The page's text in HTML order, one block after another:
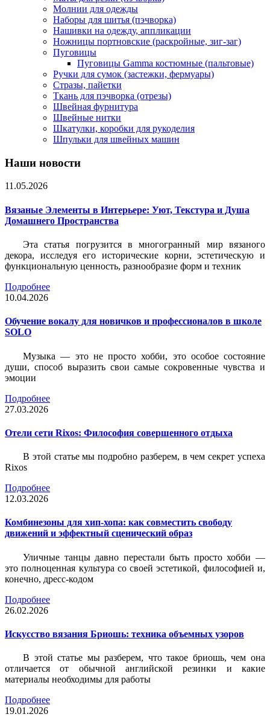
Молнии для одежды
Наборы для шитья (пэчворка)
Нашивки на одежду, аппликации
Ножницы портновские (раскройные, зиг-заг)
Пуговицы
Пуговицы Gamma костюмные (пальтовые)
Ручки для сумок (застежки, фермуары)
Стразы, пайетки
Ткань для пэчворка (отрезы)
Швейная фурнитура
Швейные нитки
Шкатулки, коробки для рукоделия
Шпульки для швейных машин
Наши новости
11.05.2026
Вязаные Элементы в Интерьере: Уют, Текстура и Душа
Домашнего Пространства
Эта статья погрузится в многогранный мир вязаного
декора, исследуя его исторические корни, эстетическую и
функциональную ценность, разнообразие форм и техник
Подробнее
10.04.2026
Обучение вокалу для новичков и профессионалов в школе
SOLO
Музыка — это не просто хобби, это особое состояние
души, способ выразить свои самые сокровенные чувства и
эмоции
Подробнее
27.03.2026
Отели сети Rixos: Философия совершенного отдыха
В этой статье мы подробно разберем, в чем секрет успеха
Rixos
Подробнее
12.03.2026
Комбинезоны для хип-хопа: как совместить свободу
движений и эффектный сценический образ
Уличные танцы давно перестали быть просто хобби —
это полноценная культура со своей эстетикой, философией и,
конечно, дресс-кодом
Подробнее
26.02.2026
Искусство вязания Бриошь: техника объемных узоров
В этой статье мы разберем, что такое бриошь, чем она
отличается от обычной английской резинки и какие
материалы необходимы для работы
Подробнее
19.01.2026